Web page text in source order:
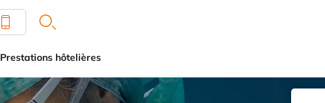
Prestations hôtelières